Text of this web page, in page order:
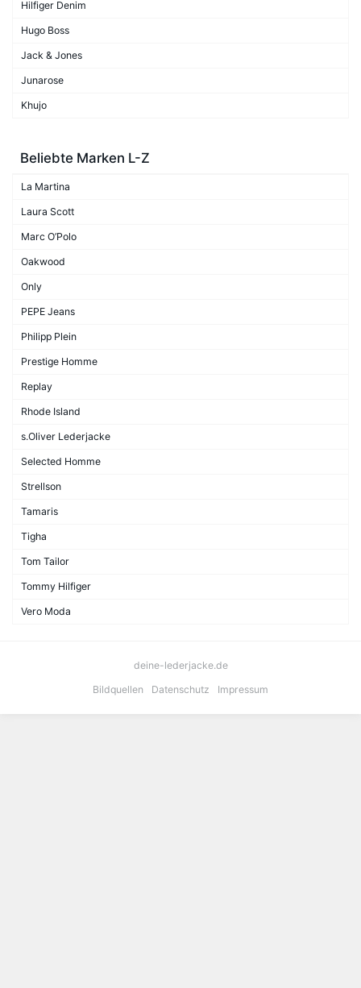
Hilfiger Denim
Hugo Boss
Jack & Jones
Junarose
Khujo
Beliebte Marken L-Z
La Martina
Laura Scott
Marc O’Polo
Oakwood
Only
PEPE Jeans
Philipp Plein
Prestige Homme
Replay
Rhode Island
s.Oliver Lederjacke
Selected Homme
Strellson
Tamaris
Tigha
Tom Tailor
Tommy Hilfiger
Vero Moda
deine-lederjacke.de
Bildquellen
Datenschutz Impressum